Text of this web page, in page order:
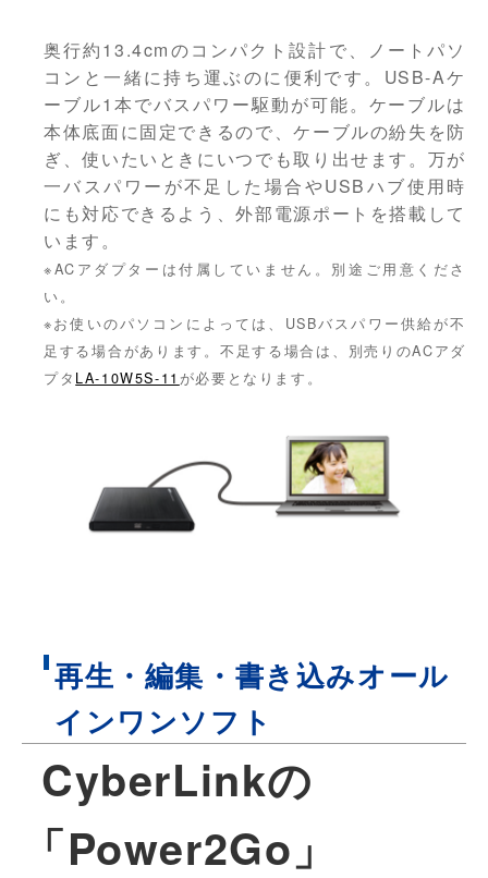
奥行約13.4cmのコンパクト設計で、ノートパソ
コンと一緒に持ち運ぶのに便利です。USB-Aケ
ーブル1本でバスパワー駆動が可能。ケーブルは
本体底面に固定できるので、ケーブルの紛失を防
ぎ、使いたいときにいつでも取り出せます。万が
一バスパワーが不足した場合やUSBハブ使用時
にも対応できるよう、外部電源ポートを搭載して
います。
※ACアダプターは付属していません。別途ご用意くださ
い。
※お使いのパソコンによっては、USBバスパワー供給が不
足する場合があります。不足する場合は、別売りのACアダ
プタ LA-10W5S-11 が必要となります。
再生・編集・書き込みオール
インワンソフト
CyberLinkの
「Power2Go」